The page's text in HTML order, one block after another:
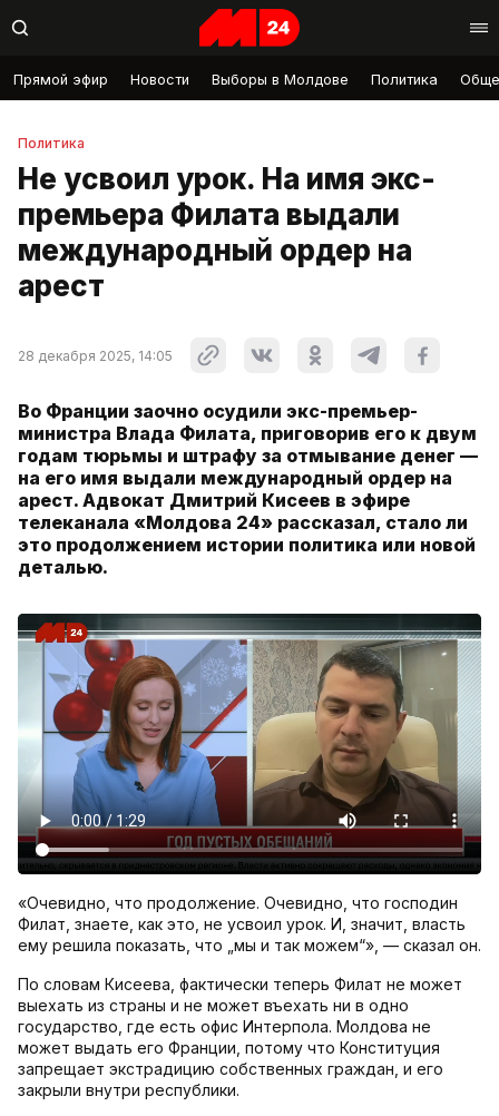
Прямой эфир Новости Выборы в Молдове Политика
Политика
Не усвоил урок. На имя экс-
премьера Филата выдали
международный ордер на
арест
28 декабря 2025, 14:05
Во Франции заочно осудили экс-премьер-
министра Влада Филата, приговорив его к двум
годам тюрьмы и штрафу за отмывание денег —
на его имя выдали международный ордер на
арест. Адвокат Дмитрий Кисеев в эфире
телеканала «Молдова 24» рассказал, стало ли
это продолжением истории политика или новой
деталью.
«Очевидно, что продолжение. Очевидно, что господин
Филат, знаете, как это, не усвоил урок. И, значит, власть
ему решила показать, что „мы и так можем“», — сказал он.
По словам Кисеева, фактически теперь Филат не может
выехать из страны и не может въехать ни в одно
государство, где есть офис Интерпола. Молдова не
может выдать его Франции, потому что Конституция
запрещает экстрадицию собственных граждан, и его
закрыли внутри республики.